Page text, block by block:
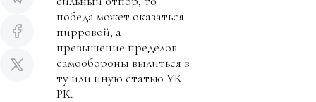
победа может оказаться
пирровой, а
превышение пределов
самообороны вылиться в
ту или иную статью УК
РК.